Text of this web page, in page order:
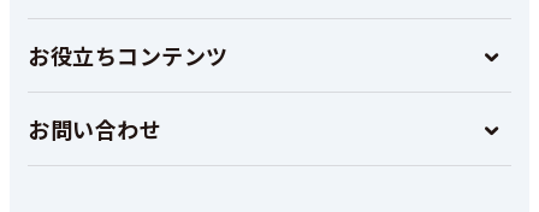
お役立ちコンテンツ
お問い合わせ